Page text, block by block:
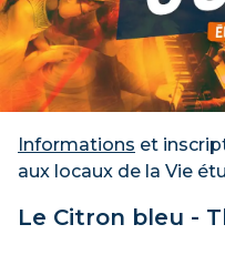
Informations et
aux locaux de la Vie
Le Citron bleu -